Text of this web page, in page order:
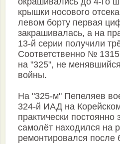
крышки носового
левом борту первая
закрашивалась, а на
13-й серии получили
Соответственно №
на "325", не
войны.
На "325-м" Пепеляев
324-й ИАД на
практически
самолёт находился на
ремонтировался